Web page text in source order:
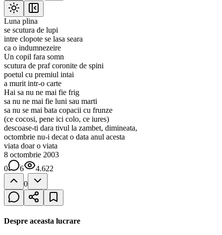
Luna plina
se scutura de lupi
intre clopote se lasa seara
ca o indumnezeire
Un copil fara somn
scutura de praf coronite de spini
poetul cu premiul intai
a murit intr-o carte
Hai sa nu ne mai fie frig
sa nu ne mai fie luni sau marti
sa nu se mai bata copacii cu frunze
(ce cocosi, pene ici colo, ce iures)
descoase-ti dara tivul la zambet, dimineata,
octombrie nu-i decat o data anul acesta
viata doar o viata
8 octombrie 2003
0
6
4.622
0
Despre aceasta lucrare